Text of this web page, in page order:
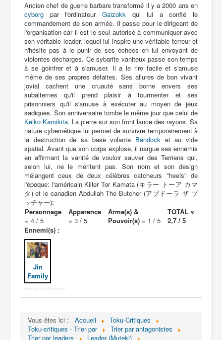
Ancien chef de guerre barbare transformé il y a 2000 ans en
cyborg par l'ordinateur Gaizokkqui lui a confié le
commandement de son armée. Il passe pour le dirigeant de
l'organisation car il est le seul autorisé à communiquer avec
son véritable leader, lequel lui inspire une véritable terreur et
n'hésite pas à le punir de ses échecs en lui envoyant de
violentes décharges. Ce sybarite vaniteux passe son temps
à se goinfrer et à s'amuser. Il a le rire facile et s'amuse
même de ses propres défaites. Ses allures de bon vivant
jovial cachent une cruauté sans borne envers ses
subalternes qu'il prend plaisir à tourmenter et ses
prisonniers qu'il s'amuse à exécuter au moyen de jeux
sadiques. Son anniversaire tombe le même jour que celui de
Keiko Kamikita. La pierre sur son front lance des rayons. Sa
nature cybernétique lui permet de survivre temporairement à
la destruction de sa base volante Bandock et au vide
spatial. Avant que son corps explose, il nargue ses ennemis
en affirmant la vanité de vouloir sauver des Terriens qui,
selon lui, ne le méritent pas. Son nom et son design
mélangent ceux de deux célèbres catcheurs "heels" de
l'époque: l'américain Killer Tor Kamata (キラー トーア カマ
タ) et le canadien Abdullah The Butcher (アブドーラ ザ ブ
ッチャー);
Personnage
= 4 / 5
Apparence
= 3 / 5
Arme(s) &
Pouvoir(s) = 1 / 5
TOTAL ≈
2,7 / 5
Ennemi(s) :
Jin
Family
More Joomla Extensions
Vous êtes ici : Accueil
Toku-Critiques
Toku-critiques - Trier par
Trier par antagonistes
Trier par leaders
Leader (Muteki)